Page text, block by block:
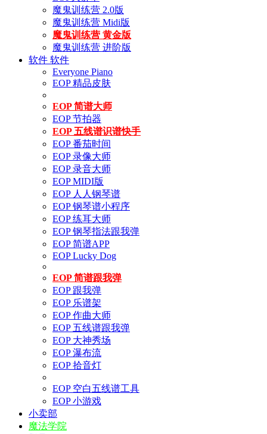
魔鬼训练营 2.0版
魔鬼训练营 Midi版
魔鬼训练营 黄金版
魔鬼训练营 进阶版
软件 软件
Everyone Piano
EOP 精品皮肤
EOP 简谱大师
EOP 节拍器
EOP 五线谱识谱快手
EOP 番茄时间
EOP 录像大师
EOP 录音大师
EOP MIDI版
EOP 人人钢琴谱
EOP 钢琴谱小程序
EOP 练耳大师
EOP 钢琴指法跟我弹
EOP 简谱APP
EOP Lucky Dog
EOP 简谱跟我弹
EOP 跟我弹
EOP 乐谱架
EOP 作曲大师
EOP 五线谱跟我弹
EOP 大神秀场
EOP 瀑布流
EOP 拾音灯
EOP 空白五线谱工具
EOP 小游戏
小卖部
魔法学院